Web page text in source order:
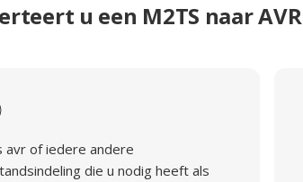
u een M2TS naar AVR
avr of iedere andere
die u nodig heeft als